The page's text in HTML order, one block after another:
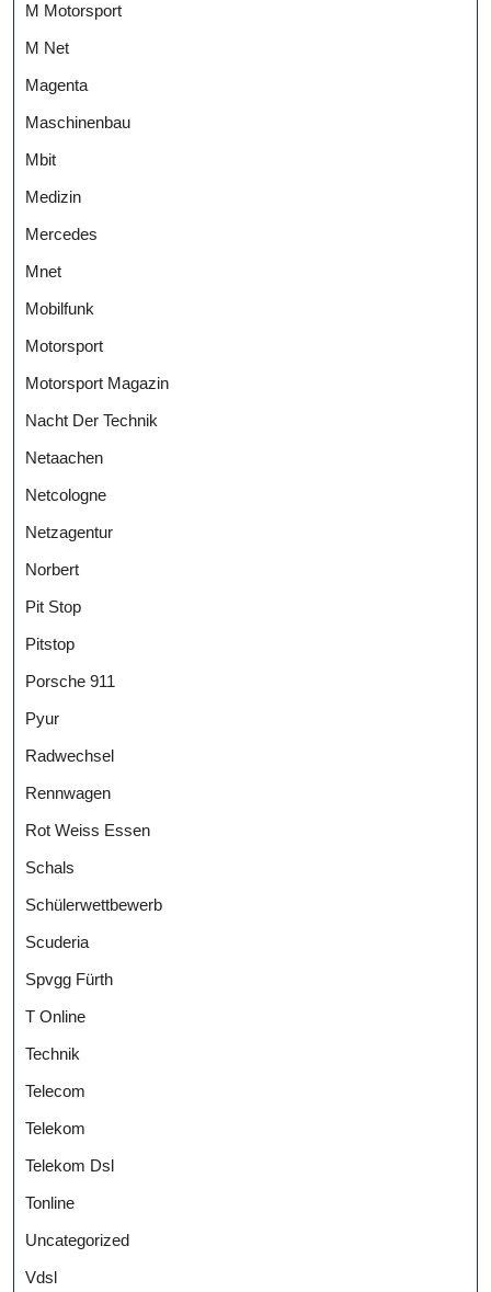
M Motorsport
M Net
Magenta
Maschinenbau
Mbit
Medizin
Mercedes
Mnet
Mobilfunk
Motorsport
Motorsport Magazin
Nacht Der Technik
Netaachen
Netcologne
Netzagentur
Norbert
Pit Stop
Pitstop
Porsche 911
Pyur
Radwechsel
Rennwagen
Rot Weiss Essen
Schals
Schülerwettbewerb
Scuderia
Spvgg Fürth
T Online
Technik
Telecom
Telekom
Telekom Dsl
Tonline
Uncategorized
Vdsl